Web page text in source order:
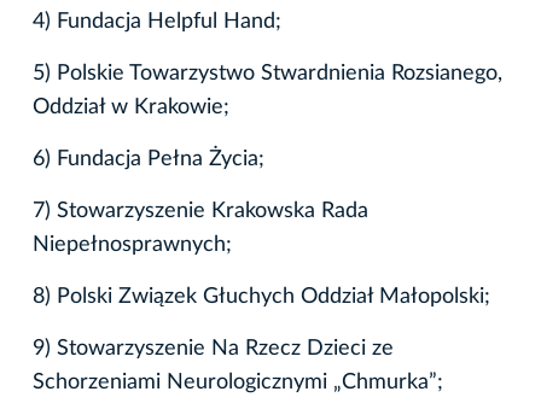
4) Fundacja Helpful Hand;
5) Polskie Towarzystwo Stwardnienia Rozsianego,
Oddział w Krakowie;
6) Fundacja Pełna Życia;
7) Stowarzyszenie Krakowska Rada
Niepełnosprawnych;
8) Polski Związek Głuchych Oddział Małopolski;
9) Stowarzyszenie Na Rzecz Dzieci ze
Schorzeniami Neurologicznymi „Chmurka”;